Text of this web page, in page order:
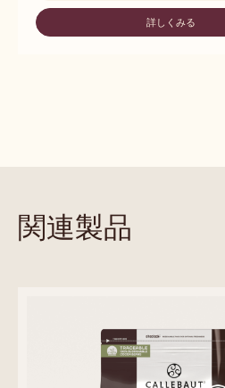
詳しくみる
-
関連製品